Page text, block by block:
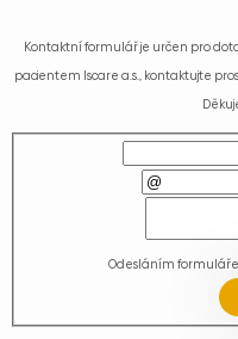
Kontaktní formulář je určen pro
pacientem Iscare a.s., kontaktujte
Odesláním formuláře